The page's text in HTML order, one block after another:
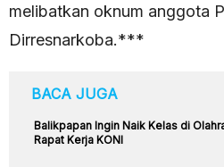
melibatkan oknum anggota
Dirresnarkoba.***
BACA JUGA
Balikpapan Ingin Naik Kelas di
Rapat Kerja KONI